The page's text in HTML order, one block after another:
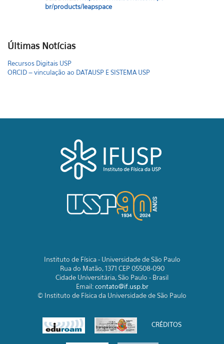
br/products/leapspace
Últimas Notícias
Recursos Digitais USP
ORCID – vinculação ao DATAUSP E SISTEMA USP
Instituto de Física - Universidade de São Paulo
Rua do Matão, 1371 CEP 05508-090
Cidade Universitária, São Paulo - Brasil
Email:contato@if.usp.br
© Instituto de Física da Universidade de São Paulo
CRÉDITOS